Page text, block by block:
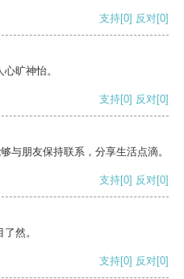
支持[0] 反对[0]
旷神怡。
支持[0] 反对[0]
与朋友保持联系，分享生活点滴。
支持[0] 反对[0]
然。
支持[0] 反对[0]